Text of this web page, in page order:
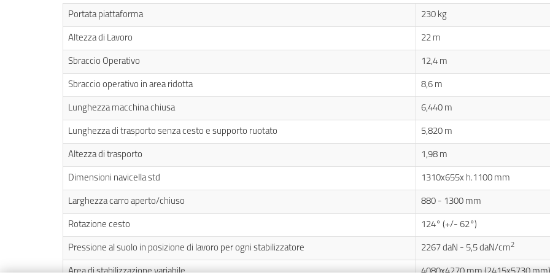
Portata piattaforma 230 kg
Altezza di Lavoro 22 m
Sbraccio Operativo 12,4 m
Sbraccio operativo in area ridotta 8,6 m
Lunghezza macchina chiusa 6,440 m
Lunghezza di trasporto senza cesto e supporto ruotato 5,820 m
Altezza di trasporto 1,98 m
Dimensioni navicella std 1310x655x h.1100 mm
Larghezza carro aperto/chiuso 880 - 1300 mm
Rotazione cesto 124° (+/- 62°)
Pressione al suolo in posizione di lavoro per ogni stabilizzatore 2267 daN - 5,5 daN/cm2
Area di stabilizzazione variabile 4080x4270 mm (2415x5730 mm)